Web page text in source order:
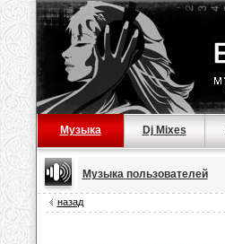
Музыка Dj Mixes
Музыка пользователей
назад